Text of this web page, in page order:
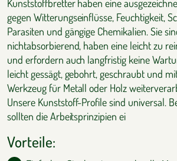
Kunststoffbretter haben eine
gegen Witterungseinflüsse, Feuchtigkeit,
Parasiten und gängige Chemikalien. Sie
nichtabsorbierend, haben eine leicht zu
und erfordern auch langfristig keine
leicht gessägt, gebohrt, geschraubt und
Werkzeug für Metall oder Holz
Unsere Kunststoff-Profile sind universal.
sollten die Arbeitsprinzipien ei
Vorteile: